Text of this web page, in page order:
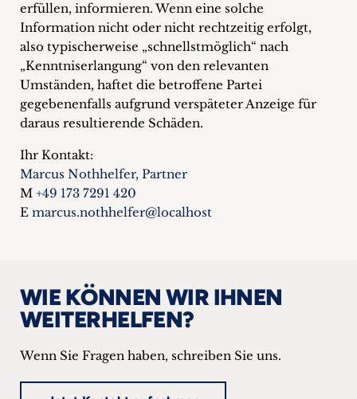
erfüllen, informieren. Wenn eine solche
Information nicht oder nicht rechtzeitig erfolgt,
also typischerweise „schnellstmöglich“ nach
„Kenntniserlangung“ von den relevanten
Umständen, haftet die betroffene Partei
gegebenenfalls aufgrund verspäteter Anzeige für
daraus resultierende Schäden.
Ihr Kontakt:
Marcus Nothhelfer, Partner
M +49 173 7291 420
E marcus.nothhelfer@localhost
WIE KÖNNEN WIR IHNEN
WEITERHELFEN?
Wenn Sie Fragen haben, schreiben Sie uns.